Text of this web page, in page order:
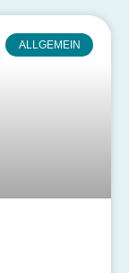
ALLGEMEIN